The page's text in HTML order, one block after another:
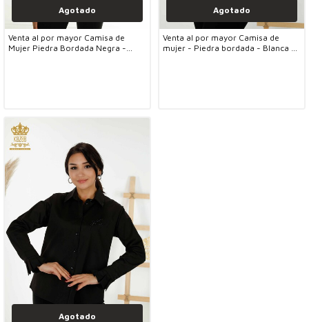
Agotado
Venta al por mayor Camisa de
Mujer Piedra Bordada Negra -
Agotado
Venta al por mayor Camisa de
mujer - Piedra bordada - Blanca -
Agotado